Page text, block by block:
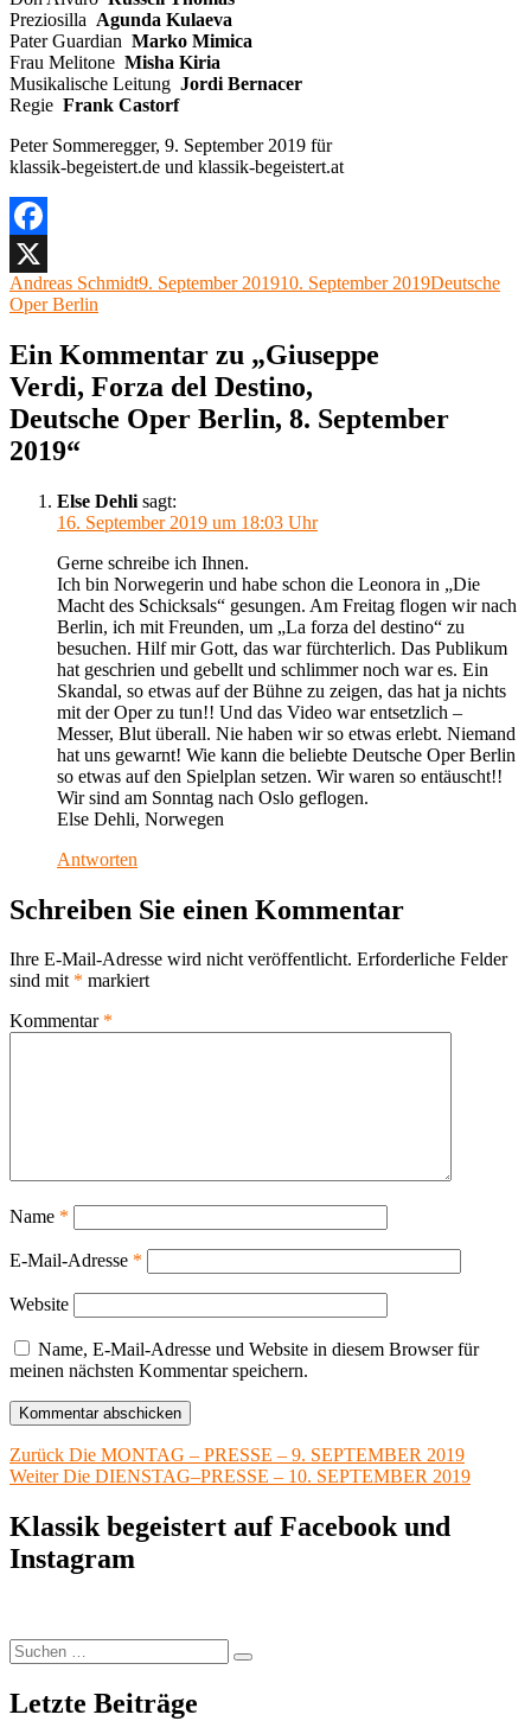
Preziosilla Agunda Kulaeva
Pater Guardian Marko Mimica
Frau Melitone Misha Kiria
Musikalische Leitung Jordi Bernacer
Regie Frank Castorf
Peter Sommeregger, 9. September 2019 für
klassik-begeistert.de und klassik-begeistert.at
Facebook
X
Autor
Andreas SchmidtVeröffentlicht
9. September 201910. September 2019Kategorien
Deutsche
Oper Berlin
Ein Kommentar zu „Giuseppe
Verdi, Forza del Destino,
Deutsche Oper Berlin, 8. September
2019“
Else Dehli sagt:
16. September 2019 um 18:03 Uhr
Gerne schreibe ich Ihnen.
Ich bin Norwegerin und habe schon die Leonora in „Die
Macht des Schicksals“ gesungen. Am Freitag flogen wir nach
Berlin, ich mit Freunden, um „La forza del destino“ zu
besuchen. Hilf mir Gott, das war fürchterlich. Das Publikum
hat geschrien und gebellt und schlimmer noch war es. Ein
Skandal, so etwas auf der Bühne zu zeigen, das hat ja nichts
mit der Oper zu tun!! Und das Video war entsetzlich –
Messer, Blut überall. Nie haben wir so etwas erlebt. Niemand
hat uns gewarnt! Wie kann die beliebte Deutsche Oper Berlin
so etwas auf den Spielplan setzen. Wir waren so entäuscht!!
Wir sind am Sonntag nach Oslo geflogen.
Else Dehli, Norwegen
Antworten
Schreiben Sie einen Kommentar
Ihre E-Mail-Adresse wird nicht veröffentlicht. Erforderliche Felder
sind mit * markiert
Kommentar *
Name *
E-Mail-Adresse *
Website
Name, E-Mail-Adresse und Website in diesem Browser für
meinen nächsten Kommentar speichern.
Beitragsnavigation
Zurück Vorheriger
Beitrag:
Die MONTAG – PRESSE – 9. SEPTEMBER 2019
Weiter Nächster
Die DIENSTAG–PRESSE – 10. SEPTEMBER 2019
Klassik begeistert auf Facebook und
Instagram
Suchen
nach:
Suchen
Letzte Beiträge